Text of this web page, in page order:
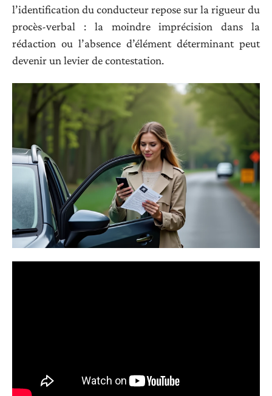
l’identification du conducteur repose sur la rigueur du
procès-verbal : la moindre imprécision dans la
rédaction ou l’absence d’élément déterminant peut
devenir un levier de contestation.